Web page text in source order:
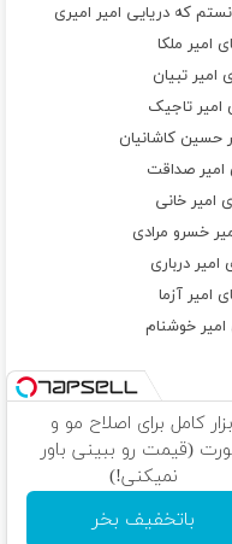
که دریایی امیر امیری
امیر ملکا
امیر تبیان
امیر تاجیک
حسین کاشانیان
امیر صداقت
امیر خانی
خسرو مرادی
درباری
امیر آزما
خوشنام
کامل برای اصلاح مو و
(قیمت رو ببینی باور
نمیکنی!)
باتخفیف بخر